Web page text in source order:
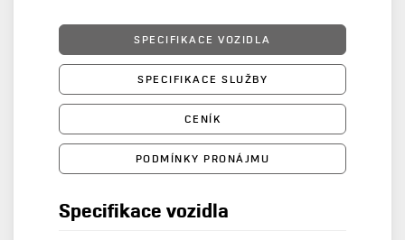
SPECIFIKACE VOZIDLA
SPECIFIKACE SLUŽBY
CENÍK
PODMÍNKY PRONÁJMU
Specifikace vozidla